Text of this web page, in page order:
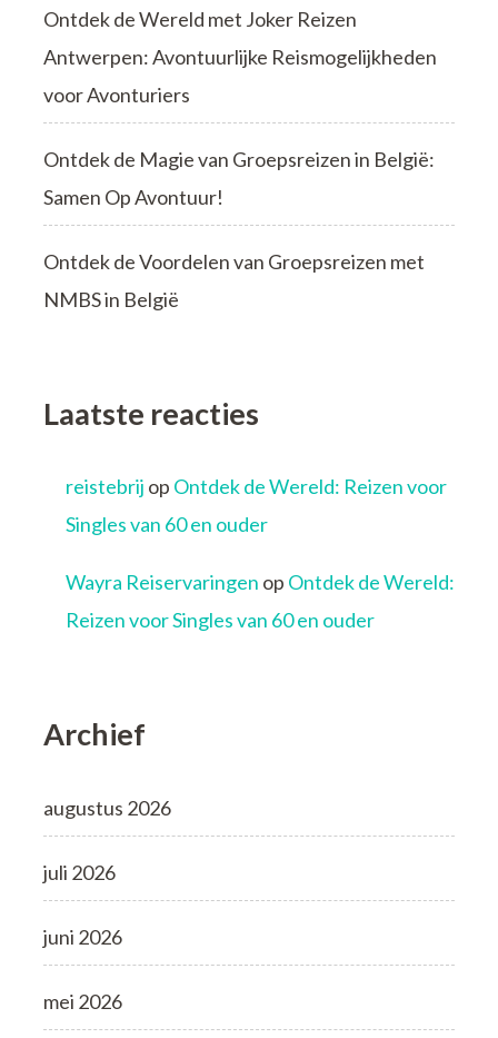
Ontdek de Wereld met Joker Reizen
Antwerpen: Avontuurlijke Reismogelijkheden
voor Avonturiers
Ontdek de Magie van Groepsreizen in België:
Samen Op Avontuur!
Ontdek de Voordelen van Groepsreizen met
NMBS in België
Laatste reacties
reistebrij op Ontdek de Wereld: Reizen voor
Singles van 60 en ouder
Wayra Reiservaringen op Ontdek de Wereld:
Reizen voor Singles van 60 en ouder
Archief
augustus 2026
juli 2026
juni 2026
mei 2026